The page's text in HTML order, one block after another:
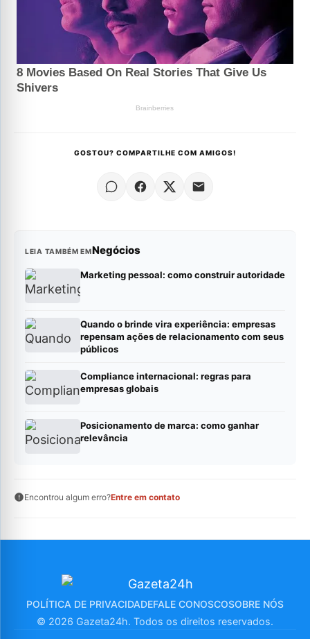
GOSTOU? COMPARTILHE COM AMIGOS!
LEIA TAMBÉM EMNegócios
Marketing pessoal: como construir autoridade
Quando o brinde vira experiência: empresas
repensam ações de relacionamento com seus
públicos
Compliance internacional: regras para
empresas globais
Posicionamento de marca: como ganhar
relevância
Encontrou algum erro?Entre em contato
POLÍTICA DE PRIVACIDADEFALE CONOSCOSOBRE NÓS
© 2026 Gazeta24h. Todos os direitos reservados.